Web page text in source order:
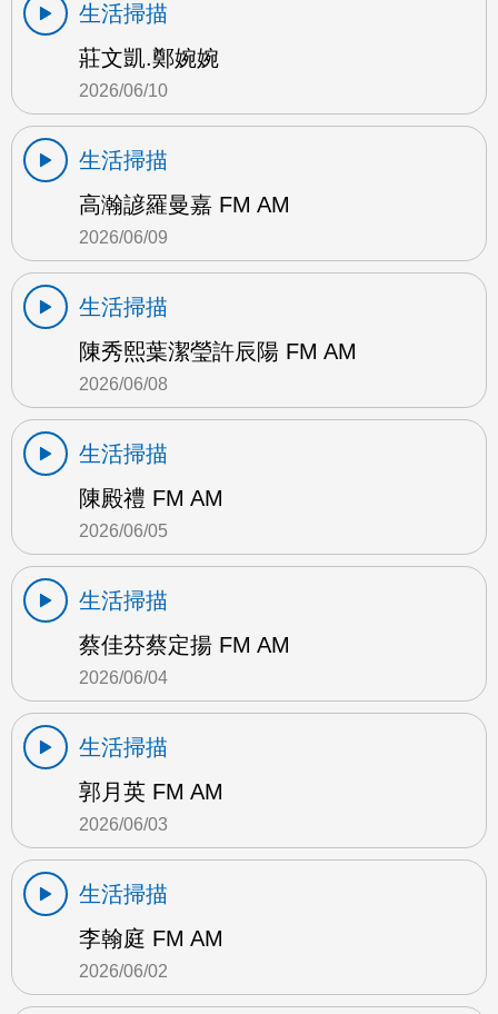
生活掃描
莊文凱.鄭婉婉
2026/06/10
生活掃描
高瀚諺羅曼嘉 FM AM
2026/06/09
生活掃描
陳秀熙葉潔瑩許辰陽 FM AM
2026/06/08
生活掃描
陳殿禮 FM AM
2026/06/05
生活掃描
蔡佳芬蔡定揚 FM AM
2026/06/04
生活掃描
郭月英 FM AM
2026/06/03
生活掃描
李翰庭 FM AM
2026/06/02